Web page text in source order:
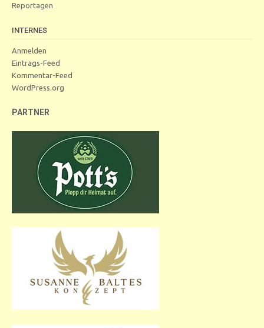
Reportagen
INTERNES
Anmelden
Eintrags-Feed
Kommentar-Feed
WordPress.org
PARTNER